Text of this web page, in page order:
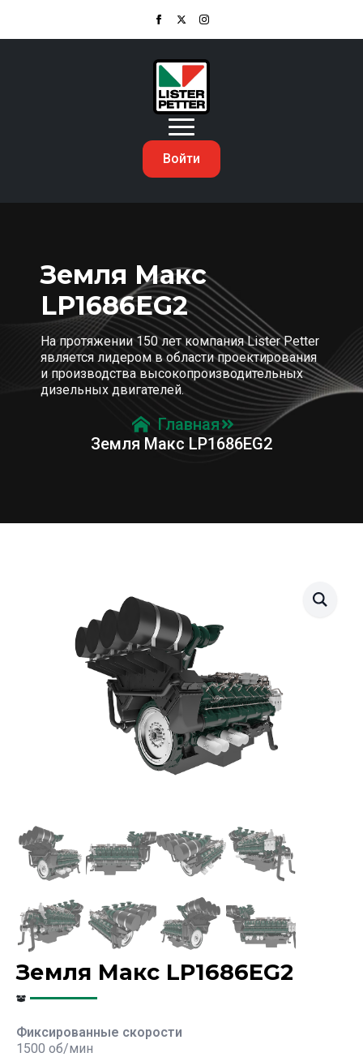
Войти
Земля Макс
LP1686EG2
На протяжении 150 лет компания Lister Petter
является лидером в области проектирования
и производства высокопроизводительных
дизельных двигателей.
Главная
Земля Макс LP1686EG2
Земля Макс LP1686EG2
Фиксированные скорости
1500 об/мин